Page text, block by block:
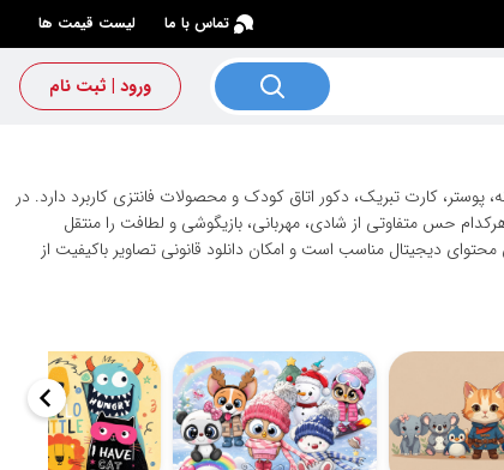
تماس با ما لیست قیمت ها
ورود | ثبت نام
کارت تبریک، دکور اتاق کودک و محصولات فانتزی کاربرد دارد. در
حس متفاوتی از شادی، مهربانی، بازیگوشی و لطافت را منتقل
دیجیتال مناسب است و امکان دانلود قانونی تصاویر باکیفیت از
×